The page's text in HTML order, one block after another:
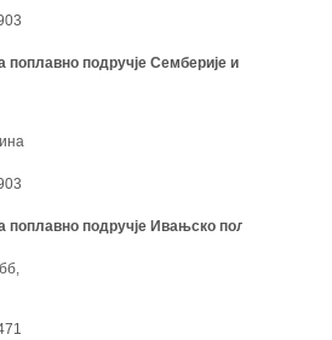
подручје Семберије и
подручје Ивањско поље: